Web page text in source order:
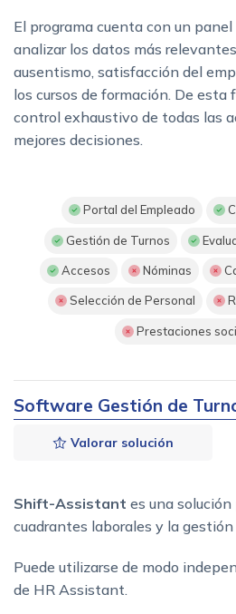
El programa cuenta con un
analizar los datos más
ausentismo, satisfacción del
los cursos de formación. De esta
control exhaustivo de todas las
mejores decisiones.
Portal del Empleado
Gestión de Turnos
Accesos Nóminas
Selección de Personal
Prestaciones
Software Gestión de
Valorar solución
Shift-Assistant es una
cuadrantes laborales y la
Puede utilizarse de modo
de HR Assistant.